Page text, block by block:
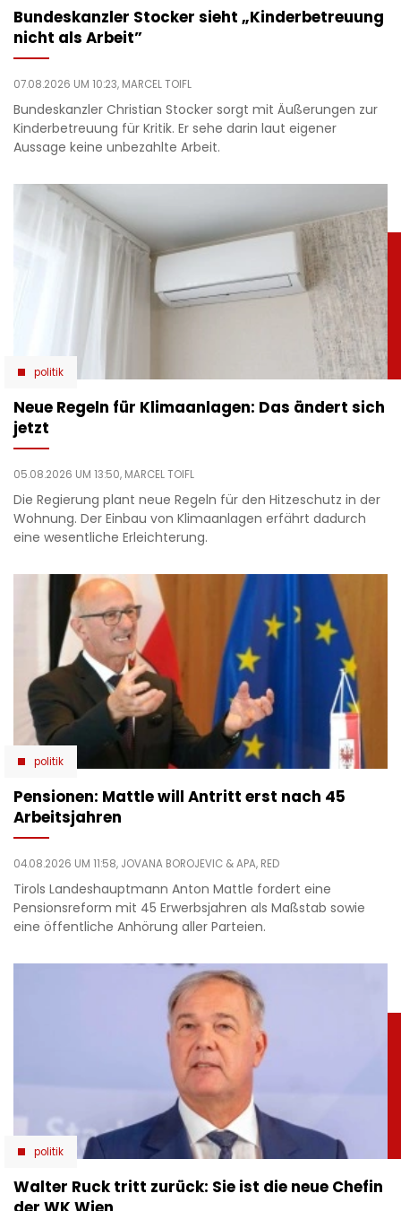
Bundeskanzler Stocker sieht „Kinderbetreuung
nicht als Arbeit”
07.08.2026 UM 10:23, MARCEL TOIFL
Bundeskanzler Christian Stocker sorgt mit Äußerungen zur
Kinderbetreuung für Kritik. Er sehe darin laut eigener
Aussage keine unbezahlte Arbeit.
politik
Neue Regeln für Klimaanlagen: Das ändert sich
jetzt
05.08.2026 UM 13:50, MARCEL TOIFL
Die Regierung plant neue Regeln für den Hitzeschutz in der
Wohnung. Der Einbau von Klimaanlagen erfährt dadurch
eine wesentliche Erleichterung.
politik
Pensionen: Mattle will Antritt erst nach 45
Arbeitsjahren
04.08.2026 UM 11:58, JOVANA BOROJEVIC & APA, RED
Tirols Landeshauptmann Anton Mattle fordert eine
Pensionsreform mit 45 Erwerbsjahren als Maßstab sowie
eine öffentliche Anhörung aller Parteien.
politik
Walter Ruck tritt zurück: Sie ist die neue Chefin